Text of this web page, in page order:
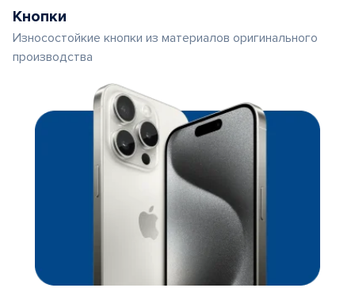
Кнопки
Износостойкие кнопки из материалов оригинального
производства